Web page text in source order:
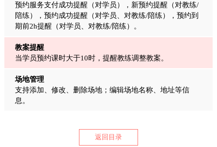
预约服务支付成功提醒（对学员），新预约提醒（对教练/
陪练），预约成功提醒（对学员、对教练/陪练），预约到
期前2h提醒（对学员、对教练/陪练）。
教案提醒
当学员预约课时大于10时，提醒教练调整教案。
场地管理
支持添加、修改、删除场地；编辑场地名称、地址等信
息。
返回目录